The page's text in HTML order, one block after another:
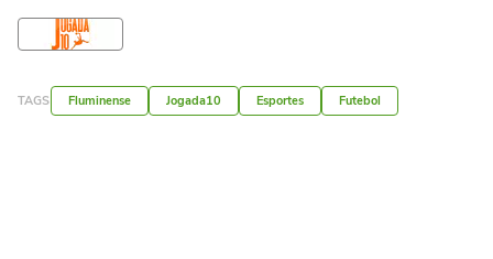
TAGS Fluminense Jogada10 Esportes Futebol